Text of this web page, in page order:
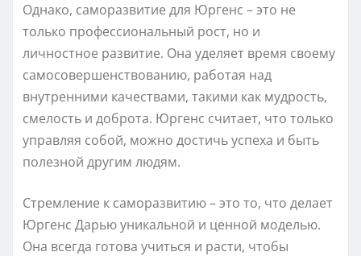
Однако, саморазвитие для Юргенс – это не
только профессиональный рост, но и
личностное развитие. Она уделяет время своему
самосовершенствованию, работая над
внутренними качествами, такими как мудрость,
смелость и доброта. Юргенс считает, что только
управляя собой, можно достичь успеха и быть
полезной другим людям.
Стремление к саморазвитию – это то, что делает
Юргенс Дарью уникальной и ценной моделью.
Она всегда готова учиться и расти, чтобы